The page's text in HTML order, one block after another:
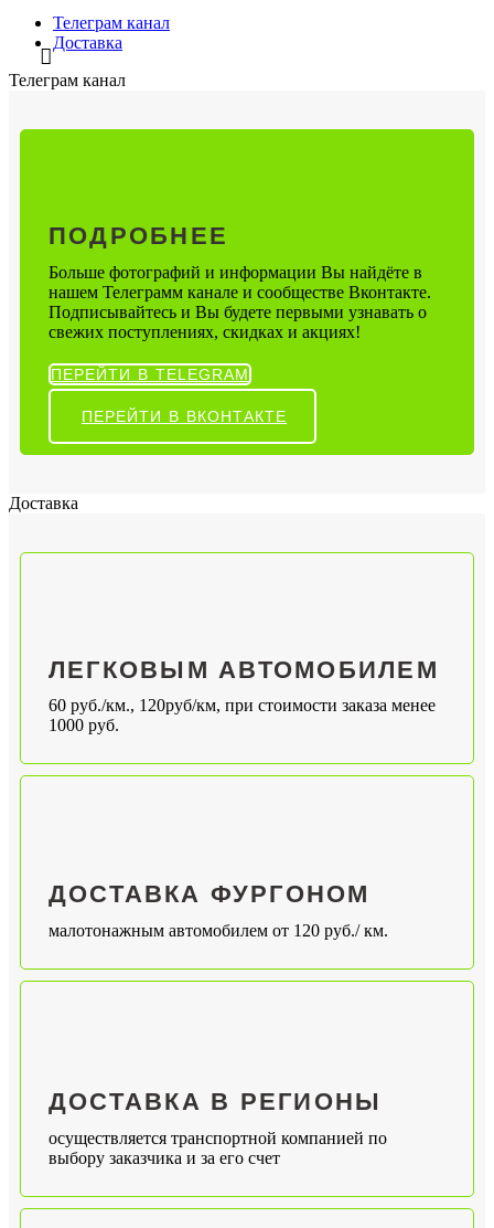
Телеграм канал
Доставка
Телеграм канал
ПОДРОБНЕЕ
Больше фотографий и информации Вы найдёте в
нашем Телеграмм канале и сообществе Вконтакте.
Подписывайтесь и Вы будете первыми узнавать о
свежих поступлениях, скидках и акциях!
ПЕРЕЙТИ В TELEGRAM
ПЕРЕЙТИ В ВКОНТАКТЕ
Доставка
ЛЕГКОВЫМ АВТОМОБИЛЕМ
60 руб./км., 120руб/км, при стоимости заказа менее
1000 руб.
ДОСТАВКА ФУРГОНОМ
малотонажным автомобилем от 120 руб./ км.
ДОСТАВКА В РЕГИОНЫ
осуществляется транспортной компанией по
выбору заказчика и за его счет